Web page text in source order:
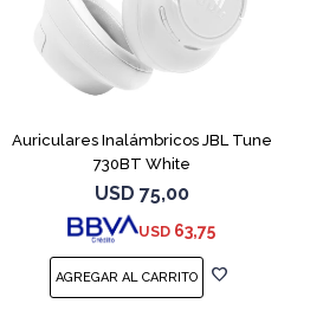
Auriculares Inalámbricos JBL Tune
730BT White
USD 75,00
USD 63,75